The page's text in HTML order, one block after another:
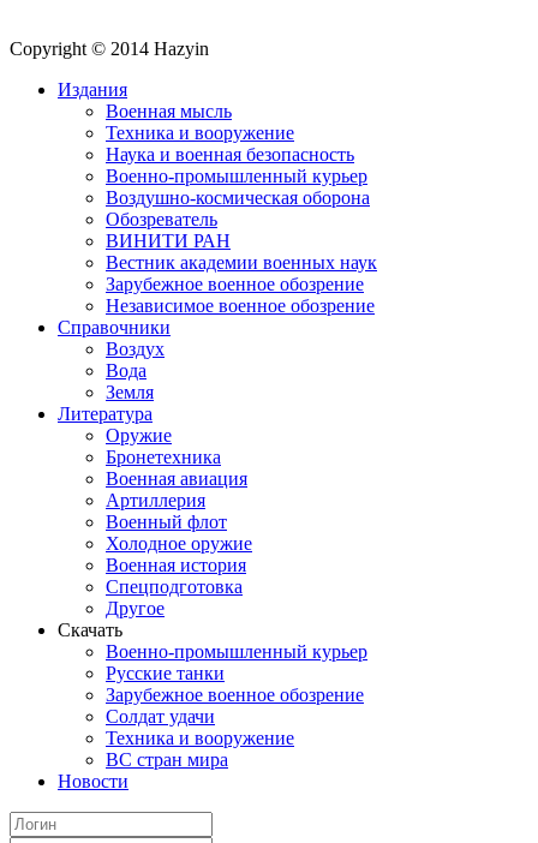
Copyright © 2014 Hazyin
Издания
Военная мысль
Техника и вооружение
Наука и военная безопасность
Военно-промышленный курьер
Воздушно-космическая оборона
Обозреватель
ВИНИТИ РАН
Вестник академии военных наук
Зарубежное военное обозрение
Независимое военное обозрение
Справочники
Воздух
Вода
Земля
Литература
Оружие
Бронетехника
Военная авиация
Артиллерия
Военный флот
Холодное оружие
Военная история
Спецподготовка
Другое
Скачать
Военно-промышленный курьер
Русские танки
Зарубежное военное обозрение
Солдат удачи
Техника и вооружение
ВС стран мира
Новости